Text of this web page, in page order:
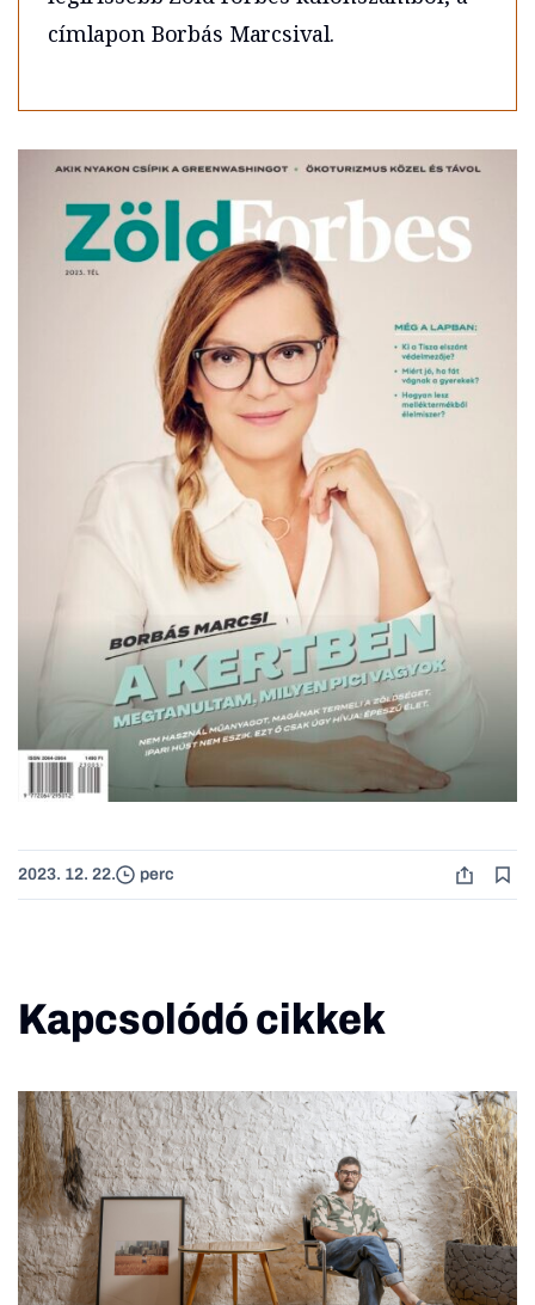
címlapon Borbás Marcsival.
2023. 12. 22. perc
Kapcsolódó cikkek